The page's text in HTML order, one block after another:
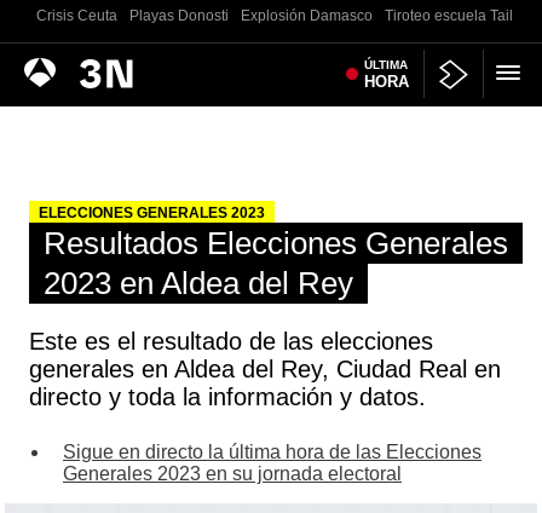
Crisis Ceuta Playas Donosti Explosión Damasco Tiroteo escuela
Antena
3
Noticias ÚLTIMA
HORA
ELECCIONES GENERALES 2023
Resultados Elecciones Generales
2023 en Aldea del Rey
Este es el resultado de las elecciones
generales en Aldea del Rey, Ciudad Real en
directo y toda la información y datos.
Sigue en directo la última hora de las Elecciones
Generales 2023 en su jornada electoral